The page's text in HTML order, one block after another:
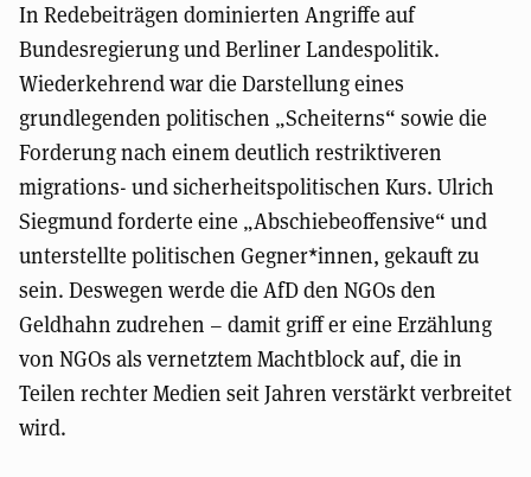
In Redebeiträgen dominierten Angriffe auf
Bundesregierung und Berliner Landespolitik.
Wiederkehrend war die Darstellung eines
grundlegenden politischen „Scheiterns“ sowie die
Forderung nach einem deutlich restriktiveren
migrations- und sicherheitspolitischen Kurs. Ulrich
Siegmund forderte eine „Abschiebeoffensive“ und
unterstellte politischen Gegner*innen, gekauft zu
sein. Deswegen werde die AfD den NGOs den
Geldhahn zudrehen – damit griff er eine Erzählung
von NGOs als vernetztem Machtblock auf, die in
Teilen rechter Medien seit Jahren verstärkt verbreitet
wird.